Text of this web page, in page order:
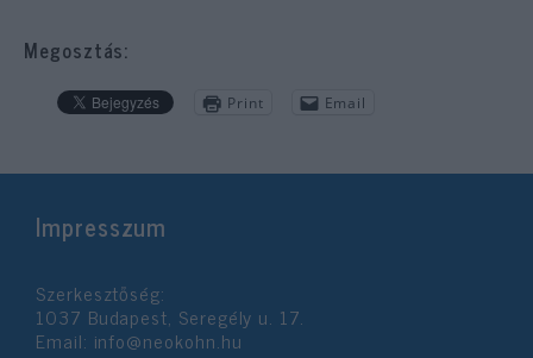
Megosztás:
Print Email
Impresszum
Szerkesztőség:
1037 Budapest, Seregély u. 17.
Email: info@neokohn.hu